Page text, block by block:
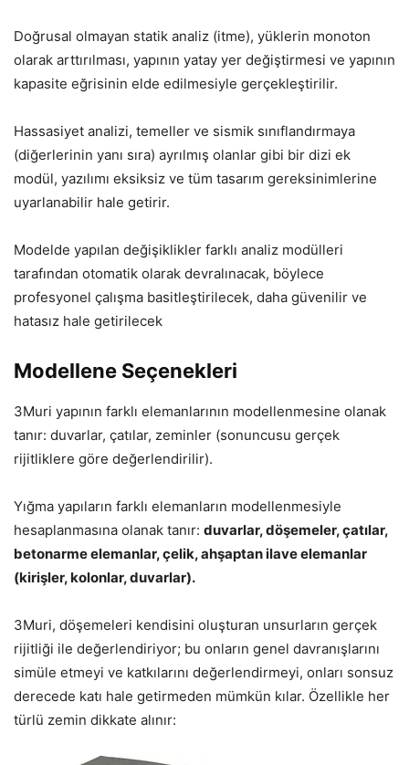
Doğrusal olmayan statik analiz (itme), yüklerin monoton
olarak arttırılması, yapının yatay yer değiştirmesi ve yapının
kapasite eğrisinin elde edilmesiyle gerçekleştirilir.
Hassasiyet analizi, temeller ve sismik sınıflandırmaya
(diğerlerinin yanı sıra) ayrılmış olanlar gibi bir dizi ek
modül, yazılımı eksiksiz ve tüm tasarım gereksinimlerine
uyarlanabilir hale getirir.
Modelde yapılan değişiklikler farklı analiz modülleri
tarafından otomatik olarak devralınacak, böylece
profesyonel çalışma basitleştirilecek, daha güvenilir ve
hatasız hale getirilecek
Modellene Seçenekleri
3Muri yapının farklı elemanlarının modellenmesine olanak
tanır: duvarlar, çatılar, zeminler (sonuncusu gerçek
rijitliklere göre değerlendirilir).
Yığma yapıların farklı elemanların modellenmesiyle
hesaplanmasına olanak tanır: duvarlar, döşemeler, çatılar,
betonarme elemanlar, çelik, ahşaptan ilave elemanlar
(kirişler, kolonlar, duvarlar).
3Muri, döşemeleri kendisini oluşturan unsurların gerçek
rijitliği ile değerlendiriyor; bu onların genel davranışlarını
simüle etmeyi ve katkılarını değerlendirmeyi, onları sonsuz
derecede katı hale getirmeden mümkün kılar. Özellikle her
türlü zemin dikkate alınır: